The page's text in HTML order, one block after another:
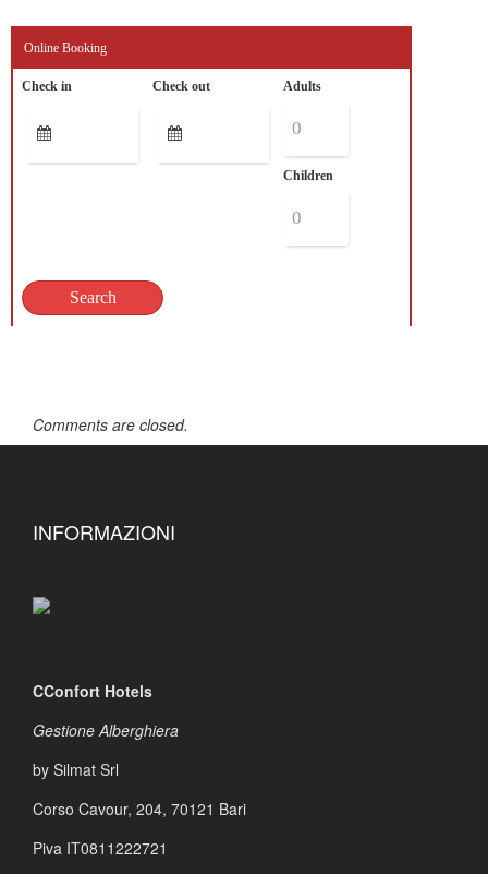
Online Booking
Check in Check out Adults
Children
Comments are closed.
INFORMAZIONI
CConfort Hotels
Gestione Alberghiera
by Silmat Srl
Corso Cavour, 204, 70121 Bari
Piva IT0811222721